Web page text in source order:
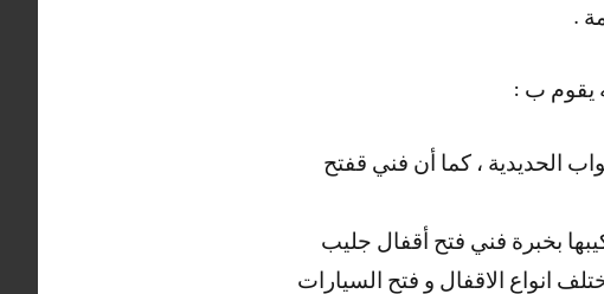
.
يقوم ب :
الحديدية ، كما أن فني قفتح
بخبرة فني فتح أقفال جليب
انواع الاقفال و فتح السيارات